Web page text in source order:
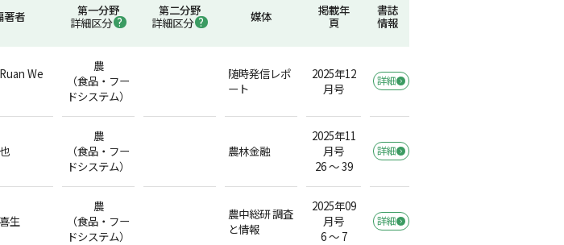
著者
第一分野
詳細区分
第二分野
詳細区分
媒体
掲載年
頁
書誌
情報
We
農
（食品・フー
ドシステム）
随時発信レポ
ート
2025年12
月号
詳細
農
（食品・フー
ドシステム）
農林金融
2025年11
月号
26 ～ 39
詳細
生
農
（食品・フー
ドシステム）
農中総研 調査
と情報
2025年09
月号
6 ～ 7
詳細